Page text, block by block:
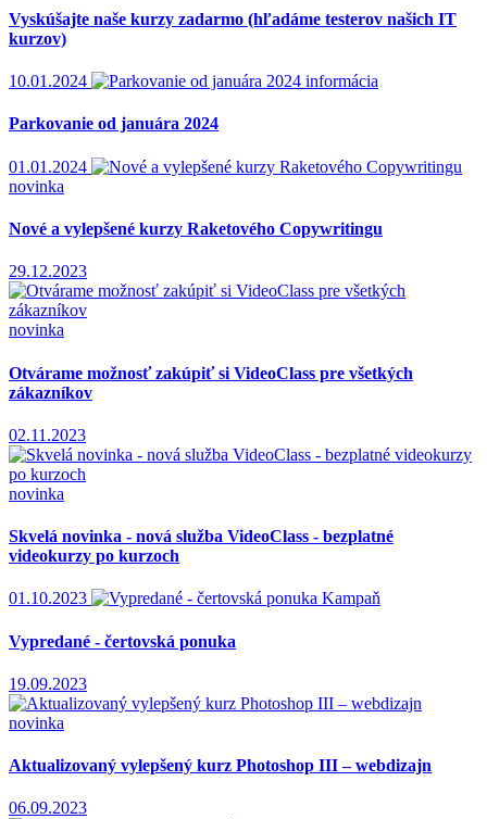
Vyskúšajte naše kurzy zadarmo (hľadáme testerov našich IT
kurzov)
10.01.2024 informácia
Parkovanie od januára 2024
01.01.2024
novinka
Nové a vylepšené kurzy Raketového Copywritingu
29.12.2023
novinka
Otvárame možnosť zakúpiť si VideoClass pre všetkých
zákazníkov
02.11.2023
novinka
Skvelá novinka - nová služba VideoClass - bezplatné
videokurzy po kurzoch
01.10.2023 Kampaň
Vypredané - čertovská ponuka
19.09.2023
novinka
Aktualizovaný vylepšený kurz Photoshop III – webdizajn
06.09.2023